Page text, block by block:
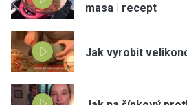
masa | recept
Jak vyrobit